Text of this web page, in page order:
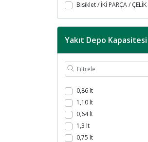
Bisiklet / İKİ PARÇA / ÇELİK
Yakıt Depo Kapasitesi
0,86 lt
1,10 lt
0,64 lt
1,3 lt
0,75 lt